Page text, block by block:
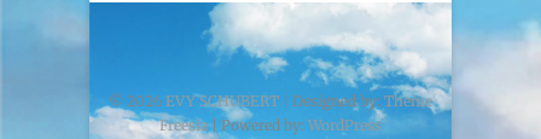
© 2026 EVY SCHUBERT | Designed by: Theme
Freesia| Powered by: WordPress